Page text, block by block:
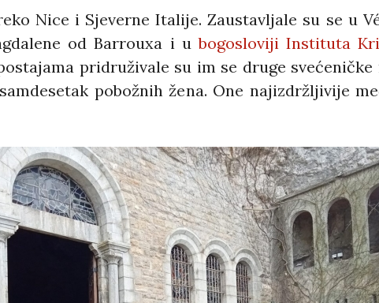
Nice i Sjeverne Italije. Zaustavljale su se u
od Barrouxa i ubogosloviji Instituta
pridruživale su im se druge
pobožnih žena. One najizdržljivije